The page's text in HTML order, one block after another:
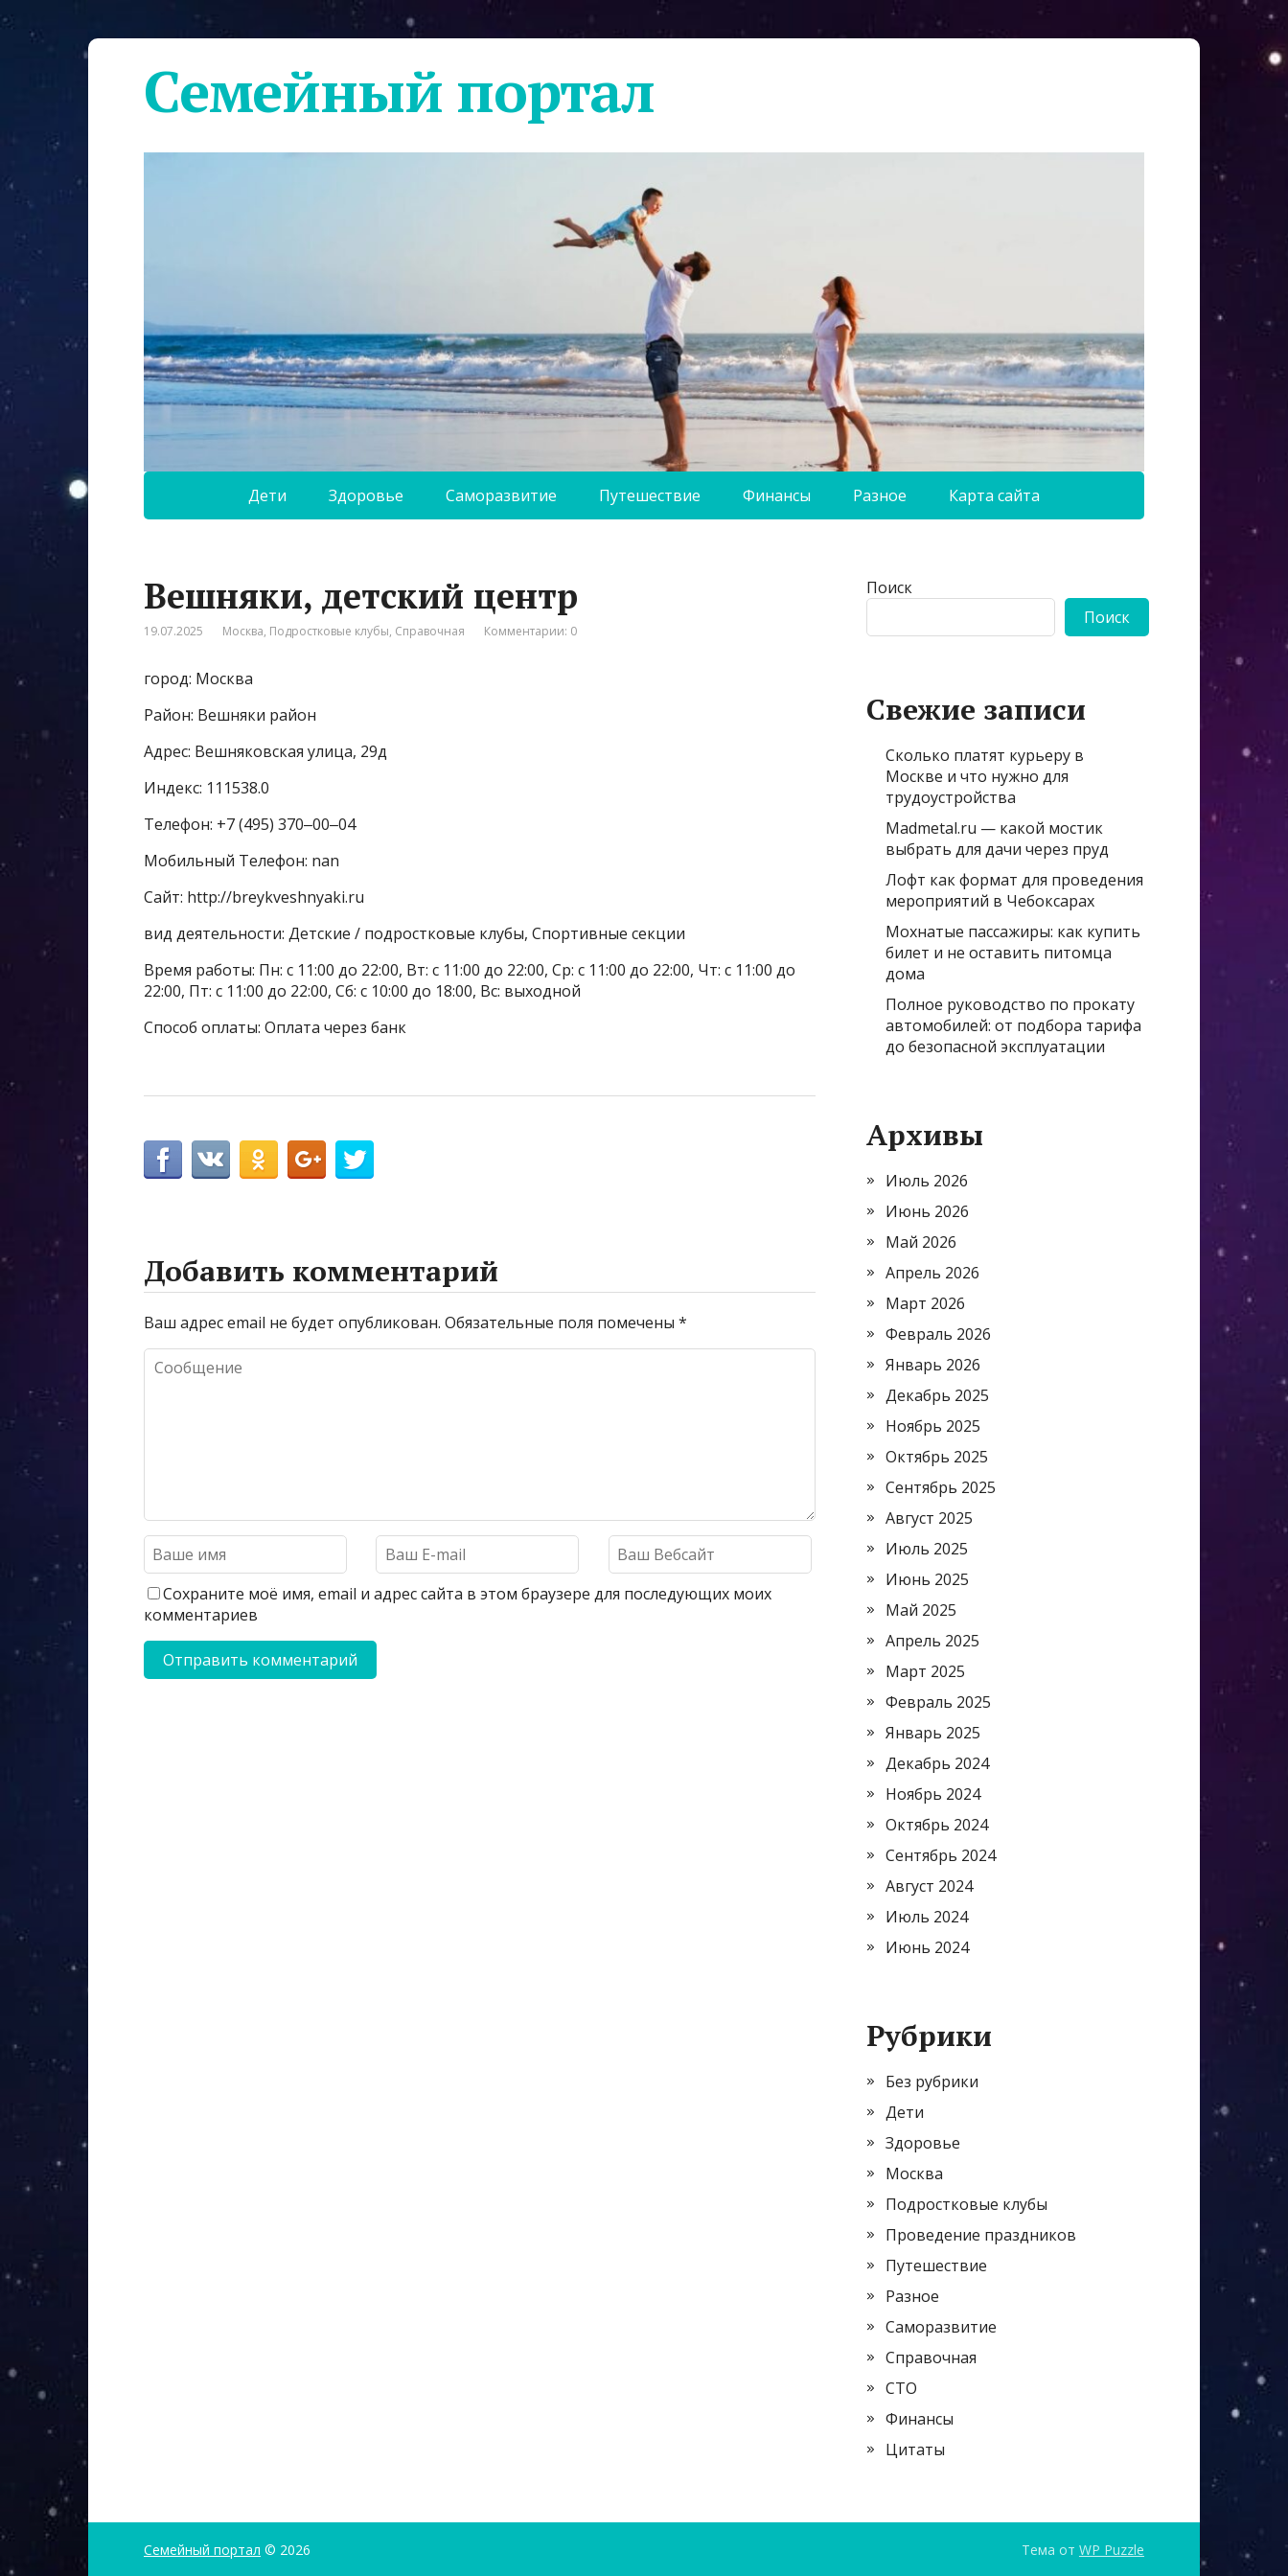
Семейный портал
Дети Здоровье Саморазвитие Путешествие Финансы Разное Карта сайта
Вешняки, детский центр
19.07.2025 Москва, Подростковые клубы, Справочная Комментарии: 0
город: Москва
Район: Вешняки район
Адрес: Вешняковская улица, 29д
Индекс: 111538.0
Телефон: +7 (495) 370‒00‒04
Мобильный Телефон: nan
Сайт: http://breykveshnyaki.ru
вид деятельности: Детские / подростковые клубы, Спортивные секции
Время работы: Пн: с 11:00 до 22:00, Вт: с 11:00 до 22:00, Ср: с 11:00 до 22:00, Чт: с 11:00 до
22:00, Пт: с 11:00 до 22:00, Сб: с 10:00 до 18:00, Вс: выходной
Способ оплаты: Оплата через банк
Добавить комментарий
Ваш адрес email не будет опубликован. Обязательные поля помечены *
Сохраните моё имя, email и адрес сайта в этом браузере для последующих моих
комментариев
Поиск
Поиск
Свежие записи
Сколько платят курьеру в
Москве и что нужно для
трудоустройства
Madmetal.ru — какой мостик
выбрать для дачи через пруд
Лофт как формат для проведения
мероприятий в Чебоксарах
Мохнатые пассажиры: как купить
билет и не оставить питомца
дома
Полное руководство по прокату
автомобилей: от подбора тарифа
до безопасной эксплуатации
Архивы
Июль 2026
Июнь 2026
Май 2026
Апрель 2026
Март 2026
Февраль 2026
Январь 2026
Декабрь 2025
Ноябрь 2025
Октябрь 2025
Сентябрь 2025
Август 2025
Июль 2025
Июнь 2025
Май 2025
Апрель 2025
Март 2025
Февраль 2025
Январь 2025
Декабрь 2024
Ноябрь 2024
Октябрь 2024
Сентябрь 2024
Август 2024
Июль 2024
Июнь 2024
Рубрики
Без рубрики
Дети
Здоровье
Москва
Подростковые клубы
Проведение праздников
Путешествие
Разное
Саморазвитие
Справочная
СТО
Финансы
Цитаты
Семейный портал © 2026 Тема от WP Puzzle